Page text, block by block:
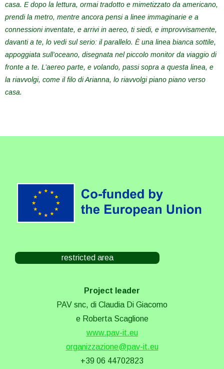
casa. E dopo la lettura, ormai tradotto e mimetizzato da americano,
prendi la metro, mentre ancora pensi a linee immaginarie e a
connessioni inventate, e arrivi in aereo, ti siedi, e improvvisamente,
davanti a te, lo vedi sul serio: il parallelo. È una linea bianca sottile,
appoggiata sull’oceano, disegnata nel piccolo monitor da viaggio di
fronte a te. L’aereo parte, e volando, passi sopra a questa linea, e
la riavvolgi, come il filo di Arianna, lo riavvolgi piano piano verso
casa.
restricted area
Project leader
PAV snc, di Claudia Di Giacomo
e Roberta Scaglione
www.pav-it.eu
organizzazione@pav-it.eu
+39 06 44702823